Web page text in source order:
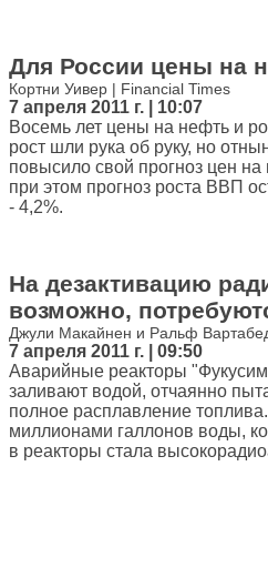
Для России цены на
Кортни Уивер | Financial Times
7 апреля 2011 г. | 10:07
Восемь лет цены на нефть и
рост шли рука об руку, но
повысило свой прогноз цен на
при этом прогноз роста ВВП
- 4,2%.
На дезактивацию
возможно,
Джули Макайнен и Ральф
7 апреля 2011 г. | 09:50
Аварийные реакторы
заливают водой, отчаянно
полное расплавление
миллионами галлонов воды,
в реакторы стала